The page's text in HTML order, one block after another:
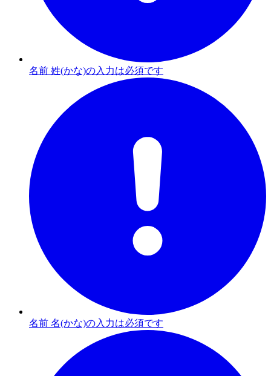
名前 姓(かな)の入力は必須です
名前 名(かな)の入力は必須です